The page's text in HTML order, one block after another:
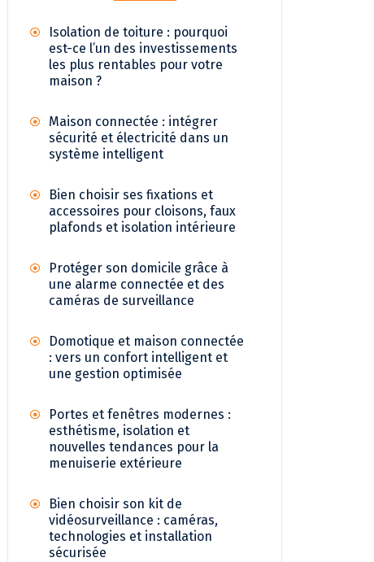
Isolation de toiture : pourquoi
est-ce l’un des investissements
les plus rentables pour votre
maison ?
Maison connectée : intégrer
sécurité et électricité dans un
système intelligent
Bien choisir ses fixations et
accessoires pour cloisons, faux
plafonds et isolation intérieure
Protéger son domicile grâce à
une alarme connectée et des
caméras de surveillance
Domotique et maison connectée
: vers un confort intelligent et
une gestion optimisée
Portes et fenêtres modernes :
esthétisme, isolation et
nouvelles tendances pour la
menuiserie extérieure
Bien choisir son kit de
vidéosurveillance : caméras,
technologies et installation
sécurisée